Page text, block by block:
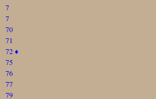
7
7
70
71
72♦
75
76
77
79